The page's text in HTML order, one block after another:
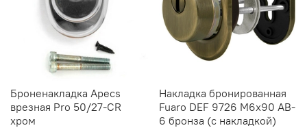
Броненакладка Apecs
врезная Pro 50/27-CR
хром
Накладка бронированная
Fuaro DEF 9726 M6x90 AB-
6 бронза (с накладкой)